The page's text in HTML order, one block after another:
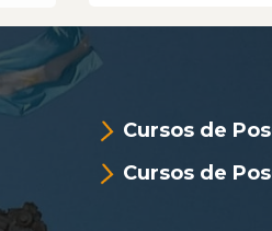
Cursos de
Cursos de